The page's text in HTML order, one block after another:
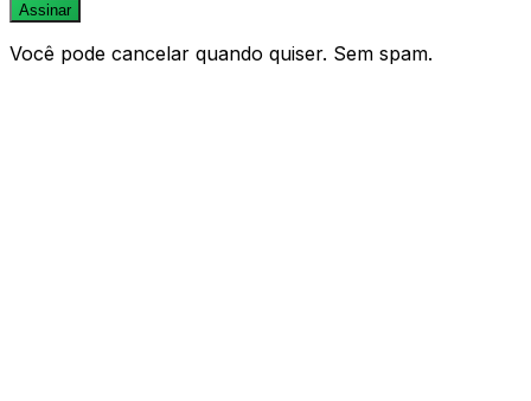
Assinar
Você pode cancelar quando quiser. Sem spam.